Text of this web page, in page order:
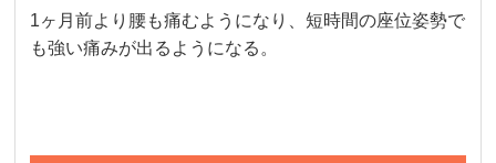
1ヶ月前より腰も痛むようになり、短時間の座位姿勢で
も強い痛みが出るようになる。